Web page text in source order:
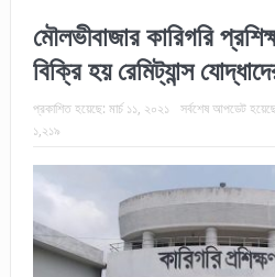
মৌলভীবাজার কারিগরি
বিক্রি হয় রেমিট্যান্স
প্রকাশিত হয়েছে: মার্চ ১১, ২০২১ সর্বশেষ আপডেট
১,২১৯